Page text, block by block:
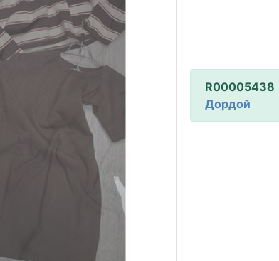
R00005438
Дордой